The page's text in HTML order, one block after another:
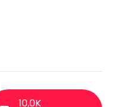
10,0K